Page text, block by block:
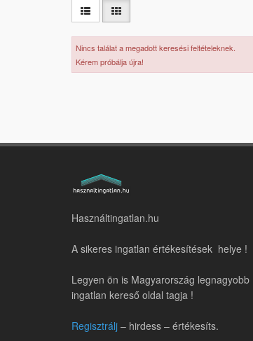
Nincs találat a megadott keresési feltételeknek.
Kérem próbálja újra!
Használtingatlan.hu
A sikeres ingatlan értékesítések helye !
Legyen ön is Magyarország legnagyobb
ingatlan kereső oldal tagja !
Regisztrálj – hirdess – értékesíts.